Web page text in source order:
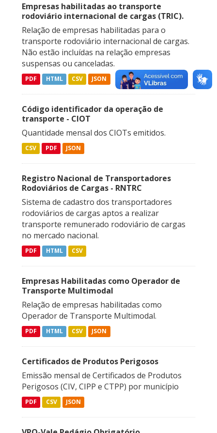
Empresas habilitadas ao transporte
rodoviário internacional de cargas (TRIC).
Relação de empresas habilitadas para o
transporte rodoviário internacional de cargas.
Não estão incluídas na relação empresas
suspensas ou canceladas.
PDF HTML CSV JSON
Código identificador da operação de
transporte - CIOT
Quantidade mensal dos CIOTs emitidos.
CSV PDF JSON
Registro Nacional de Transportadores
Rodoviários de Cargas - RNTRC
Sistema de cadastro dos transportadores
rodoviários de cargas aptos a realizar
transporte remunerado rodoviário de cargas
no mercado nacional.
PDF HTML CSV
Empresas Habilitadas como Operador de
Transporte Multimodal
Relação de empresas habilitadas como
Operador de Transporte Multimodal.
PDF HTML CSV JSON
Certificados de Produtos Perigosos
Emissão mensal de Certificados de Produtos
Perigosos (CIV, CIPP e CTPP) por município
PDF CSV JSON